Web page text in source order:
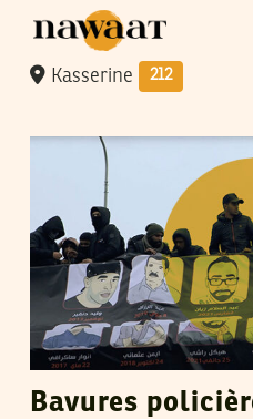
Kasserine 212
Bavures